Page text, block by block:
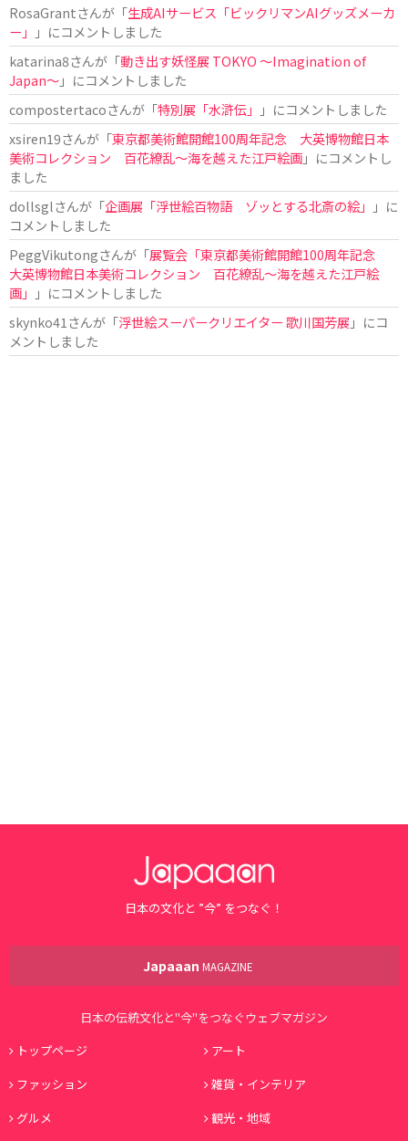
RosaGrantさんが「生成AIサービス「ビックリマンAIグッズメーカ
ー」
」にコメントしました
katarina8さんが「動き出す妖怪展 TOKYO 〜Imagination of
Japan〜」にコメントしました
compostertacoさんが「特別展「水滸伝」
」にコメントしました
xsiren19さんが「東京都美術館開館100周年記念 大英博物館日本
美術コレクション 百花繚乱～海を越えた江戸絵画」にコメントし
ました
dollsglさんが「企画展「浮世絵百物語 ゾッとする北斎の絵」
」に
コメントしました
PeggVikutongさんが「展覧会「東京都美術館開館100周年記念
大英博物館日本美術コレクション 百花繚乱〜海を越えた江戸絵
画」
」にコメントしました
skynko41 さんが「浮世絵スーパークリエイター 歌川国芳展 」にコ
メントしました
日本の文化と ”今” をつなぐ！
Japaaan MAGAZINE
日本の伝統文化と"今"をつなぐウェブマガジン
トップページ
アート
ファッション
雑貨・インテリア
グルメ
観光・地域